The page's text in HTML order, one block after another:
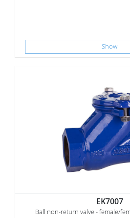
Show
EK7007
Ball non-return valve - female/